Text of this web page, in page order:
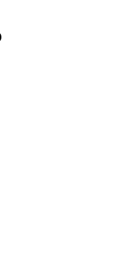
Lägg till i favoriter